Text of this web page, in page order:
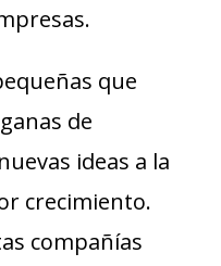
que
de
ideas a la
crecimiento.
compañías